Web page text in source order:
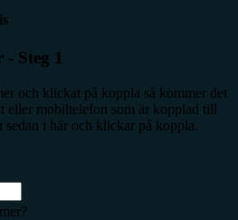
Steg 1
och klickat på koppla så kommer det
eller mobiltelefon som är kopplad till
i här och klickar på koppla.